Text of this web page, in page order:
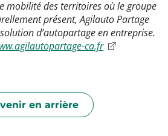
mobilité des territoires où le groupe
présent, Agilauto Partage
d’autopartage en entreprise.
ca.fr
en arrière